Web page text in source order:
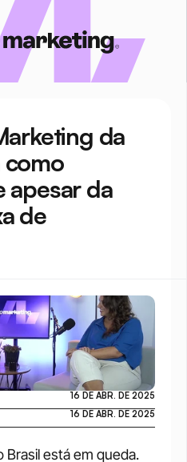
da
como
apesar da
de
Brasil está em queda.
16 DE ABR. DE 2025
16 DE ABR. DE 2025